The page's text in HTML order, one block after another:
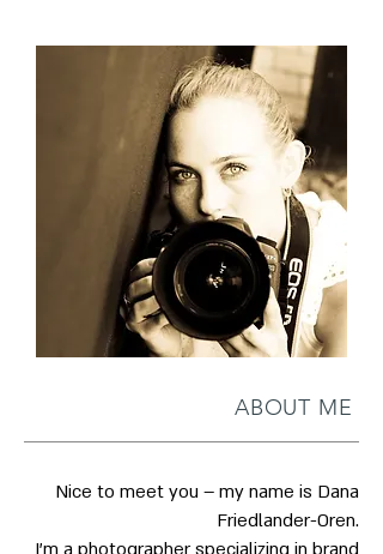
ABOUT ME
Nice to meet you – my name is Dana
Friedlander-Oren.
I'm a photographer specializing in brand